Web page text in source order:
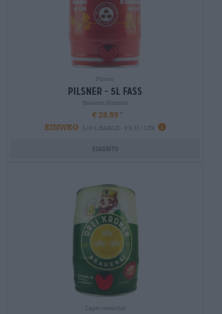
Pilsner
Pilsner - 5l fass
Brauerei Hummel
€ 26,59
EINWEG
5,00 L BARILE - € 5,32 / LTR
Esaurito
Lager tedesche